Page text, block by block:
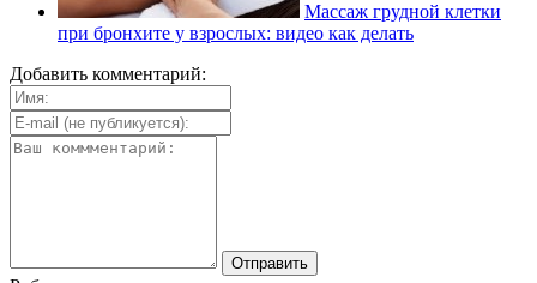
Массаж грудной клетки
при бронхите у взрослых: видео как делать
Добавить комментарий: